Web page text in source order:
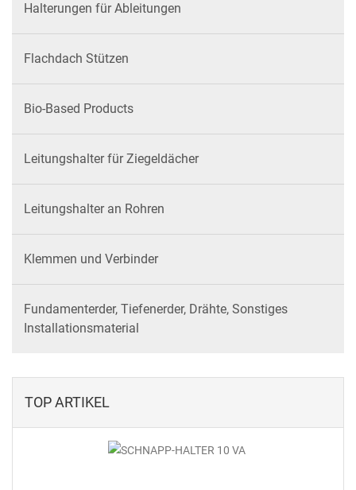
Halterungen für Ableitungen
Flachdach Stützen
Bio-Based Products
Leitungshalter für Ziegeldächer
Leitungshalter an Rohren
Klemmen und Verbinder
Fundamenterder, Tiefenerder, Drähte, Sonstiges
Installationsmaterial
TOP ARTIKEL